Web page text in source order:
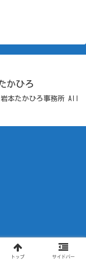
かひろ
本たかひろ事務所 All
トップ サイドバー